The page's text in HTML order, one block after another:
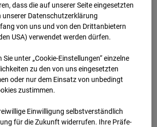
07.07.2026 08:00
dass die auf unserer Seite eingesetzten
unserer Datenschutzerklärung
von uns und von den Drittanbietern
USA) verwendet werden dürfen.
unter „Cookie-Einstellungen“ einzelne
zu den von uns eingesetzten
oder nur dem Einsatz von unbedingt
zustimmen.
Einwilligung selbstverständlich
für die Zukunft widerrufen. Ihre Prä­fe­